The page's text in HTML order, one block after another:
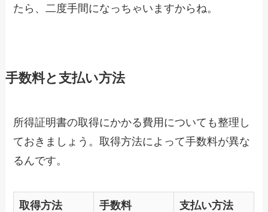
たら、二度手間になっちゃいますからね。
手数料と支払い方法
所得証明書の取得にかかる費用についても整理し
ておきましょう。取得方法によって手数料が異な
るんです。
取得方法 手数料 支払い方法